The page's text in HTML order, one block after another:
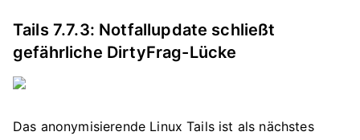
Tails 7.7.3: Notfallupdate schließt
gefährliche DirtyFrag-Lücke
Das anonymisierende Linux Tails ist als nächstes